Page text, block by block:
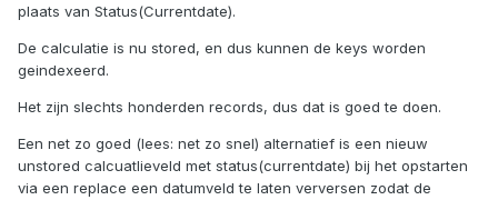
plaats van Status(Currentdate).
De calculatie is nu stored, en dus kunnen de keys worden
geindexeerd.
Het zijn slechts honderden records, dus dat is goed te doen.
Een net zo goed (lees: net zo snel) alternatief is een nieuw
unstored calcuatlieveld met status(currentdate) bij het opstarten
via een replace een datumveld te laten verversen zodat de